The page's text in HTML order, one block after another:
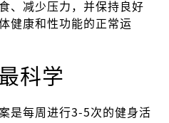
、减少压力，并保持良好
健康和性功能的正常运
科学
是每周进行3-5次的健身活